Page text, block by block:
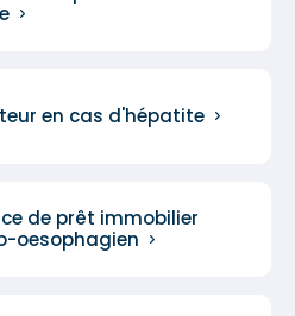
en cas d'hépatite
de prêt immobilier
oesophagien